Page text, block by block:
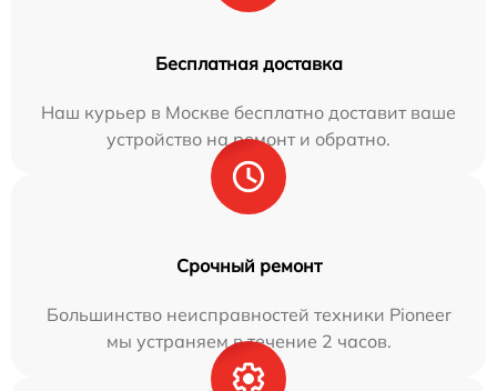
Бесплатная доставка
Наш курьер в Москве бесплатно доставит ваше
устройство на ремонт и обратно.
Срочный ремонт
Большинство неисправностей техники Pioneer
мы устраняем в течение 2 часов.